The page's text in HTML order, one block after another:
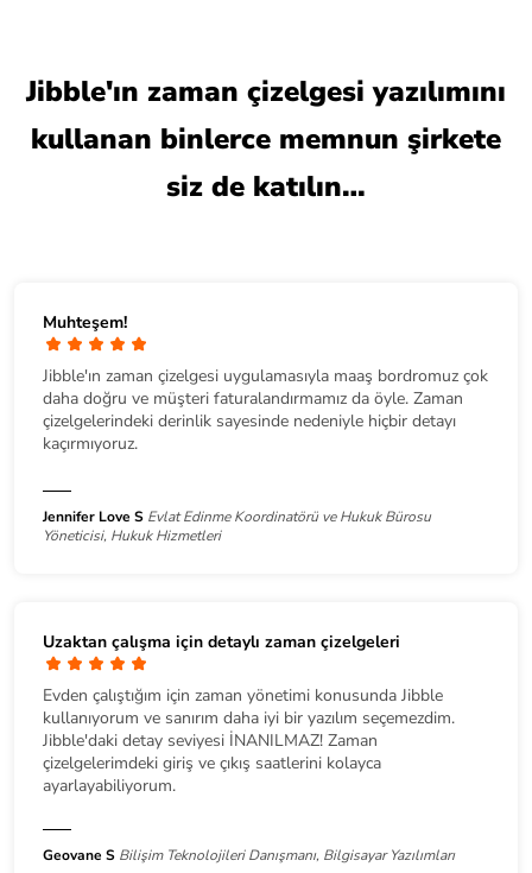
Jibble'ın zaman çizelgesi yazılımını
kullanan binlerce memnun şirkete
siz de katılın…
Muhteşem!
Jibble'ın zaman çizelgesi uygulamasıyla maaş bordromuz çok
daha doğru ve müşteri faturalandırmamız da öyle. Zaman
çizelgelerindeki derinlik sayesinde nedeniyle hiçbir detayı
kaçırmıyoruz.
Jennifer Love S Evlat Edinme Koordinatörü ve Hukuk Bürosu
Yöneticisi, Hukuk Hizmetleri
Uzaktan çalışma için detaylı zaman çizelgeleri
Evden çalıştığım için zaman yönetimi konusunda Jibble
kullanıyorum ve sanırım daha iyi bir yazılım seçemezdim.
Jibble'daki detay seviyesi İNANILMAZ! Zaman
çizelgelerimdeki giriş ve çıkış saatlerini kolayca
ayarlayabiliyorum.
Geovane S Bilişim Teknolojileri Danışmanı, Bilgisayar Yazılımları